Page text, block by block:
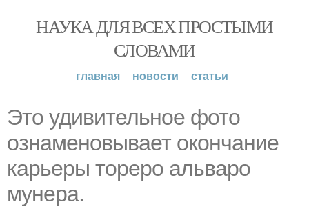
НАУКА ДЛЯ ВСЕХ ПРОСТЫМИ
СЛОВАМИ
главная новости статьи
Это удивительное фото
ознаменовывает окончание
карьеры тореро альваро
мунера.